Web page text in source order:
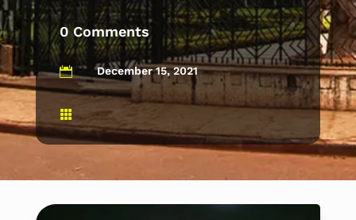
0 Comments
 December 15, 2021
